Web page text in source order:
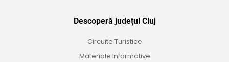
Descoperă județul Cluj
Circuite Turistice
Materiale Informative